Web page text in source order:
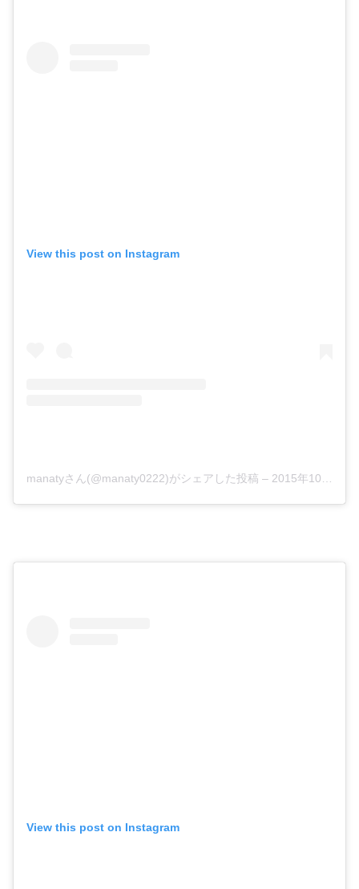
View this post on Instagram
manatyさん(@manaty0222)がシェアした投稿 – 2015年10月月2日午前4時29分PDT
View this post on Instagram